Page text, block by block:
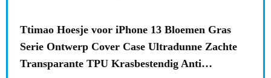
Ttimao Hoesje voor iPhone 13 Bloemen Gras
Serie Ontwerp Cover Case Ultradunne Zachte
Transparante TPU Krasbestendig Anti…